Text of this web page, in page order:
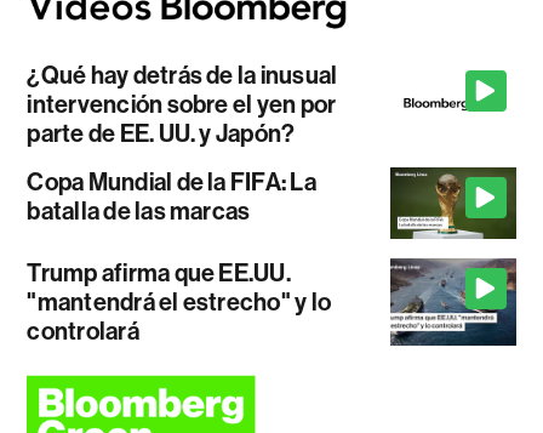
¿Qué hay detrás de la inusual
intervención sobre el yen por
parte de EE. UU. y Japón?
Copa Mundial de la FIFA: La
batalla de las marcas
Trump afirma que EE.UU.
"mantendrá el estrecho" y lo
controlará